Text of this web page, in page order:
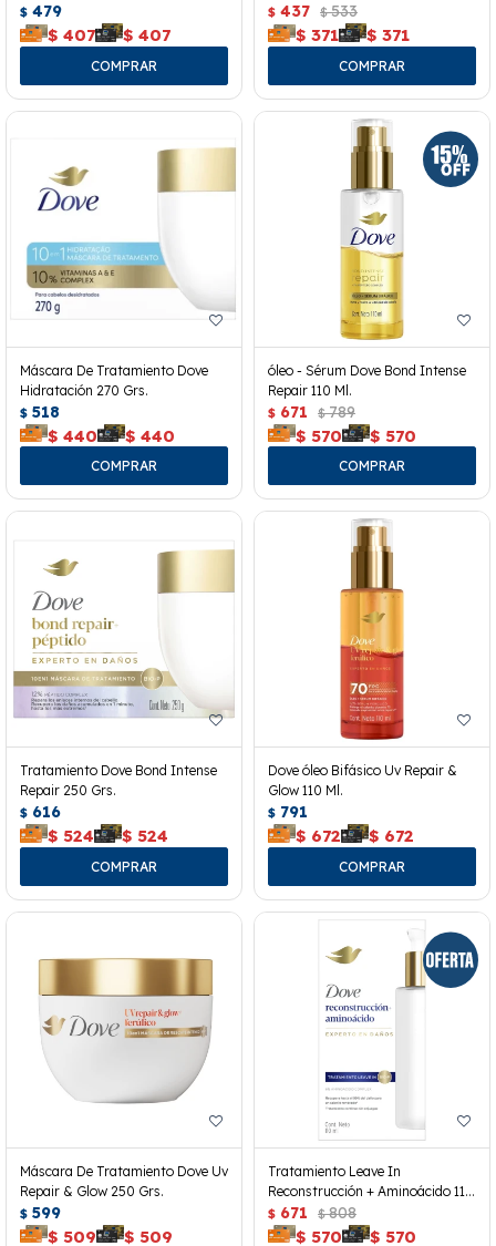
$ 479
$ 407 $ 407
$ 437 $ 533
$ 371 $ 371
Máscara De Tratamiento Dove
Hidratación 270 Grs.
$ 518
$ 440 $ 440
óleo - Sérum Dove Bond Intense
Repair 110 Ml.
$ 671 $ 789
$ 570 $ 570
Tratamiento Dove Bond Intense
Repair 250 Grs.
$ 616
$ 524 $ 524
Dove óleo Bifásico Uv Repair &
Glow 110 Ml.
$ 791
$ 672 $ 672
Máscara De Tratamiento Dove Uv
Repair & Glow 250 Grs.
$ 599
$ 509 $ 509
Tratamiento Leave In
Reconstrucción + Aminoácido 110
Ml.
$ 671 $ 808
$ 570 $ 570